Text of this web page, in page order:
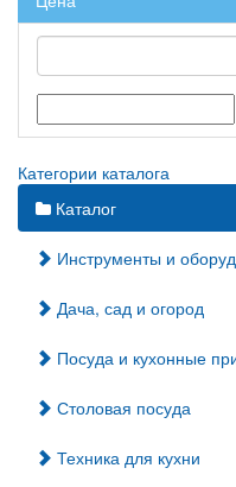
Категории каталога
Каталог
Инструменты и
Дача, сад и огород
Посуда и кухонные
Столовая посуда
Техника для кухни